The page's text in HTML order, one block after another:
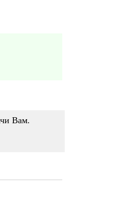
Вам.